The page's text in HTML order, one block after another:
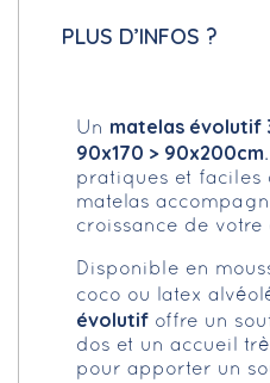
PLUS D’INFOS ?
Un matelas évolutif
90x170 > 90x200cm
pratiques et faciles
matelas
croissance de votre
Disponible en
coco ou latex
évolutif offre un
dos et un accueil
pour apporter un